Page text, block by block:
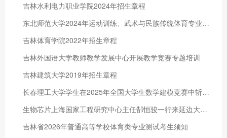
吉林水利电力职业学院2024年招生章程
东北师范大学2024年运动训练、武术与民族传统体育专业招生简章
吉林体育学院2022年招生章程
吉林外国语大学教师教学发展中心开展教学竞赛专题培训
吉林建筑大学2019年招生章程
长春理工大学学生在2025年全国大学生数学建模竞赛中斩获一等奖2项
生物芯片上海国家工程研究中心主任郜恒骏一行来延边大学访问交流
吉林省2026年普通高等学校体育类专业测试考生须知